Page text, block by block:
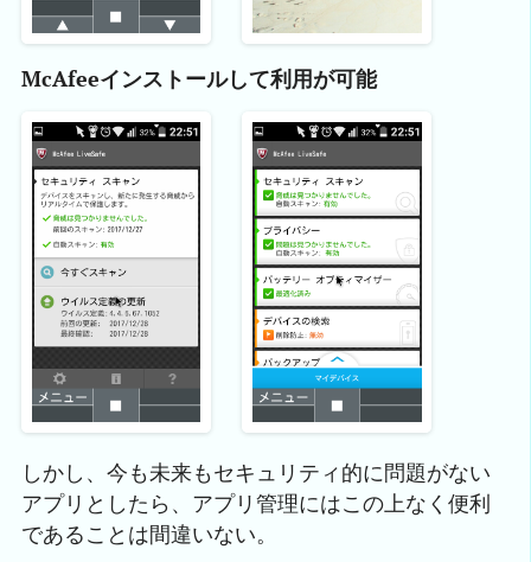
McAfeeインストールして利用が可能
しかし、今も未来もセキュリティ的に問題がない
アプリとしたら、アプリ管理にはこの上なく便利
であることは間違いない。